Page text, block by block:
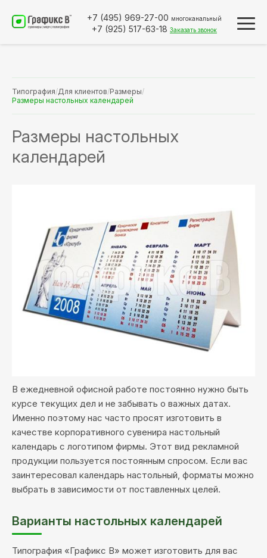
+7 (495) 969-27-00 многоканальный
+7 (925) 517-63-18 Заказать звонок
Типография/Для клиентов/Размеры/
Размеры настольных календарей
Размеры настольных
календарей
В ежедневной офисной работе постоянно нужно быть
курсе текущих дел и не забывать о важных датах.
Именно поэтому нас часто просят изготовить в
качестве корпоративного сувенира настольный
календарь с логотипом фирмы. Этот вид рекламной
продукции пользуется постоянным спросом. Если вас
заинтересовал календарь настольный, форматы можно
выбрать в зависимости от поставленных целей.
Варианты настольных календарей
Типография «Графикс В» может изготовить для вас